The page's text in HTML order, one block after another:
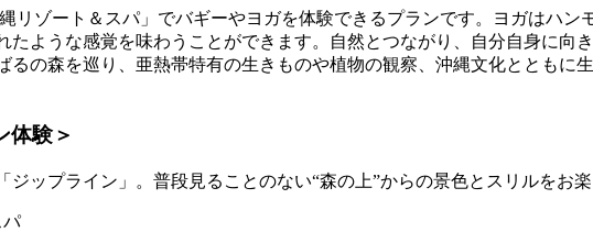
ゾート＆スパ」でバギーやヨガを体験できるプランです。ヨガはハン
ような感覚を味わうことができます。自然とつながり、自分自身に向
の森を巡り、亜熱帯特有の生きものや植物の観察、沖縄文化とともに
体験＞
ップライン」。普段見ることのない“森の上”からの景色とスリルをお楽